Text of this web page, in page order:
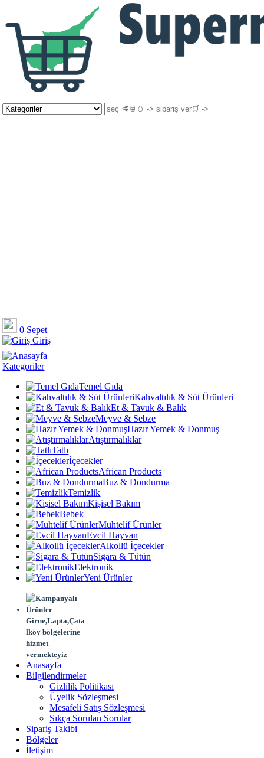
0 Sepet
Giriş
Kategoriler
Temel Gıda
Kahvaltılık & Süt Ürünleri
Et & Tavuk & Balık
Meyve & Sebze
Hazır Yemek & Donmuş
Atıştırmalıklar
Tatlı
İçecekler
African Products
Buz & Dondurma
Temizlik
Kişisel Bakım
Bebek
Muhtelif Ürünler
Evcil Hayvan
Alkollü İçecekler
Sigara & Tütün
Elektronik
Yeni Ürünler
Girne,Lapta,Çata
lköy bölgelerine
hizmet
vermekteyiz
Anasayfa
Bilgilendirmeler
Gizlilik Politikası
Üyelik Sözleşmesi
Mesafeli Satış Sözleşmesi
Sıkça Sorulan Sorular
Sipariş Takibi
Bölgeler
İletişim